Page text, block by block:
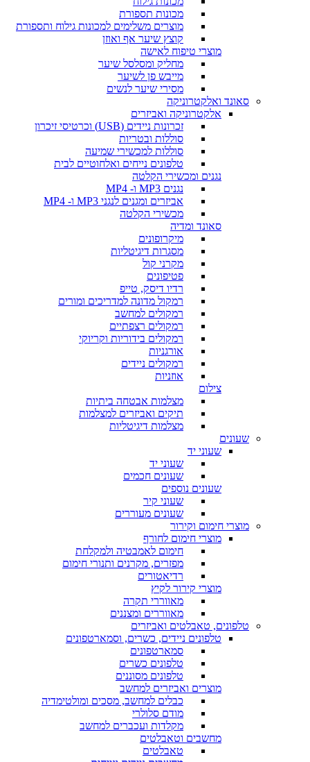
מכונות תספורת
מוצרים משלימים למכונות גילוח ותספורת
קוצץ שיער אף ואוזן
מוצרי טיפוח לאישה
מחליק ומסלסל שיער
מייבש פן לשיער
מסירי שיער לנשים
סאונד ואלקטרוניקה
אלקטרוניקה ואביזרים
זכרונות ניידים (USB) וכרטיסי זיכרון
סוללות ובטריות
סוללות למכשירי שמיעה
טלפונים נייחים ואלחוטיים לבית
נגנים ומכשירי הקלטה
נגנים MP3 ו- MP4
אביזרים ומגנים לנגני MP3 ו- MP4
מכשירי הקלטה
סאונד ומדיה
מיקרופונים
מסגרות דיגיטליות
מקרני קול
פטיפונים
רדיו דיסק, טייפ
רמקול מדונה למדריכים ומורים
רמקולים למחשב
רמקולים רצפתיים
רמקולים בידוריות וקריוקי
אורגניות
רמקולים ניידים
אוזניות
צילום
מצלמות אבטחה ביתיות
תיקים ואביזרים למצלמות
מצלמות דיגיטליות
שעונים
שעוני יד
שעוני יד
שעונים חכמים
שעונים נוספים
שעוני קיר
שעונים מעוררים
מוצרי חימום וקירור
מוצרי חימום לחורף
חימום לאמבטיה ולמקלחת
מפזרים, מקרנים ותנורי חימום
רדיאטורים
מוצרי קירור לקיץ
מאווררי תקרה
מאווררים ומצננים
טלפונים, טאבלטים ואביזרים
טלפונים ניידים, כשרים, וסמארטפונים
סמארטפונים
טלפונים כשרים
טלפונים מסוננים
מוצרים ואביזרים למחשב
כבלים למחשב, מסכים ומולטימדיה
מודם סלולרי
מקלדות ועכברים למחשב
מחשבים וטאבלטים
טאבלטים